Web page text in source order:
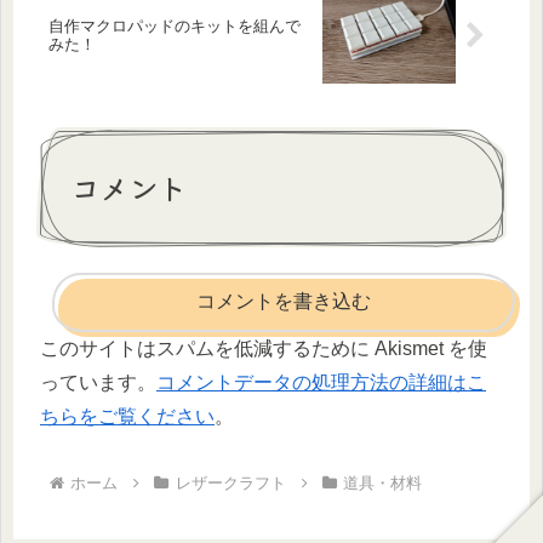
自作マクロパッドのキットを組んで
みた！
コメント
コメントを書き込む
このサイトはスパムを低減するために Akismet を使
っています。
コメントデータの処理方法の詳細はこ
ちらをご覧ください。
ホーム レザークラフト 道具・材料